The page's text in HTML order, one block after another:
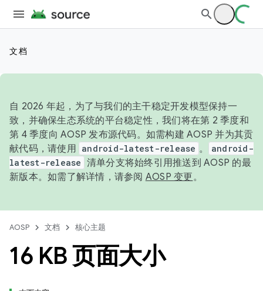
文档
自 2026 年起，为了与我们的主干稳定开发模型保持一
致，并确保生态系统的平台稳定性，我们将在第 2 季度和
第 4 季度向 AOSP 发布源代码。如需构建 AOSP 并为其贡
献代码，请使用 android-latest-release 。
android-
latest-release 清单分支将始终引用推送到 AOSP 的最
新版本。如需了解详情，请参阅 AOSP 变更。
AOSP 文档 核心主题
16 KB 页面大小